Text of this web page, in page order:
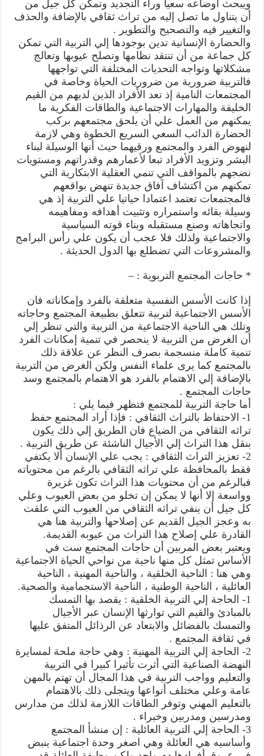
ويبحث أوضاعه سعيا وراء التجديد وتمكن كل جيل من
أن يتناول ما تصل إليه من تراث ثقافي بالإضافة والحذف
والتغيير فيه والتصحيح والتطوير .
والحضارة الإنسانية تدين بوجودها إلي التربية التي تمكن
كل جماعة من أن تنتقد نظامها وتصلح عيوبها وتعالج
مشكلاتها وتواجه التحديات المختلفة التي تواجهها
فالتربية ضرورية من ضروريات الحياة وخاصة في
المجتمعات النامية إذ تعد الأفراد الذين لديهم من القيم
الخليقة والمهارات الاجتماعية والطاقات الفكرية ما
يمكنهم من العمل علي أن يلحق مجتمعهم بركب
الحضارة الدائب السعي السريع الخطوة وهي لازمة
لنهوض الفرد والمجتمع ورقيهما حيث أنها الوسيلة لبناء
البشر وتزويد الأفراد تبعا لأعمارهم وقدراتهم ومستويات
نضجهم بالمواقف التي تنمي العقلية الابتكارية التي
تمكنهم من اكتشاف آفاق جديدة تنهض بواقعهم
فالمجتمعات تعتمد اعتمادا حياتيا علي التربية إذ هي
وسيلة بقائه واستمراره وتثبيت أهدافه ومفاهيمه
واتجاهاته وصنع مستقبله وبناء قوته السياسية
والاجتماعية ولذلك فلا عجب أن يكون علي رأس البرامج
والمشروعات التي تضطلع بها الدول الحديثة .
* حاجات المجتمع التربوية : –
إذا كانت الأسس النفسية متعلقة بالفرد وإمكاناته فان
الأسس الاجتماعية لتربية تتعلق بطبيعة المجتمع وحاجاته
وتلك هي الناحية الاجتماعية من التربية والتي تنظر إلي
أن الغرض من التربية لا ينحصر في تنمية إمكانات الفرد
تنمية كاملة منسجمة بصرف النظر عن علاقة ذلك
بالمجتمع كما يرى علماء النفس ولكن الغرض من التربية
بالإضافة إلي الاهتمام بالفرد هو الاهتمام بالمجتمع وسد
حاجات المجتمع .
أما حاجة التربية للمجتمع فتظهر فيما يلي :
1- الاحتفاظ بالتراث الثقافي : فإذا أراد المجتمع حفظ
تراثه الثقافي من الضياع فان الطريق إلي ذلك يكون
بنقل هذا التراث إلي الأجيال الناشئة عن طريق التربية .
2- تعزيز التراث الثقافي : يجب علي الإنسان ألا يكتفي
فقط بالمحافظة علي تراثه الثقافي بالرغم من محتوياته
فبالرغم من أن محتويات هذا التراث تكون غزيرة
وواسعة إلا أنها لا يمكن إن تخلو من بعض العيوب وعلي
كل جيل أن ينفي تراثه الثقافي من العيوب التي علقت
به وعجز الجيل القديم عن إصلاحها والتربية هنا هي
القادرة علي إصلاح هذا التراث من عيوبه القديمة.
ويعتبر بعض المربين أن حاجات المجتمع ست في
الأساس تمثل كل منها ناحية من نواحي الحياة الاجتماعية
وهي هنا : الناحية الخلقية ، والناحية المهنية ، الناحية
العائلية ، الناحية الوطنية ، الناحية الاستجمامية والصحية.
1- الحاجة إلي التربية الخلقية : يقصد بها التمسك
بالمبادئ والقيم التي توارثها الإنسان عبر الأجيال
والتمسك بالفضائل والابتعاد عن الرذائل المتفق عليها
في ثقافة المجتمع .
2- الحاجة إلي التربية المهنية : وهي حاجة ملحة لمسايرة
النهضة الصناعية التي أثرت تأثيرا كبيرا في التربية
والتعليم وواجب التربية في هذا المجال أن تهتم بالمهن
عامة وعلي مختلف أنواعها ويتجلى ذلك بالاهتمام
بالتعليم المهني وتوفر الطاقات اللازمة لذلك من مدارس
ومدرسين ومدربين وخبراء .
3- الحاجة إلي التربية العائلية : إن منشأ المجتمع
وأساسيه هي العائلة وهي اصغر وحدة اجتماعية ينبض